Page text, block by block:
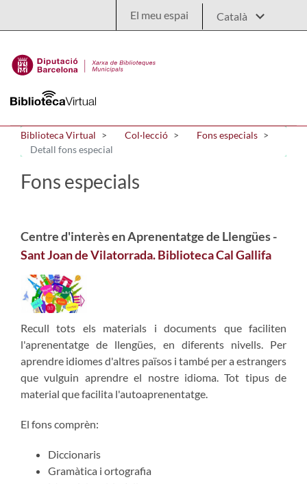
El meu espai
Biblioteca Virtual Col·lecció
Fons especials
Detall fons especial
Fons especials
Centre d'interès en Aprenentatge de Llengües -
Sant Joan de Vilatorrada. Biblioteca Cal Gallifa
Recull tots els materials i documents que faciliten
l'aprenentatge de llengües, en diferents nivells. Per
aprendre idiomes d'altres països i també per a estrangers
que vulguin aprendre el nostre idioma. Tot tipus de
material que facilita l'autoaprenentatge.
El fons comprèn:
Diccionaris
Gramàtica i ortografia